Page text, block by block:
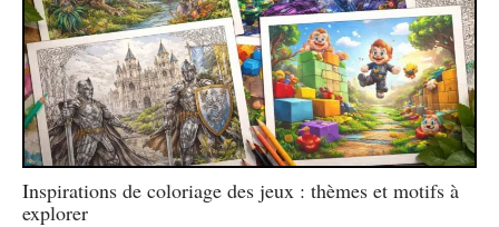
Inspirations de coloriage des jeux : thèmes et motifs à
explorer